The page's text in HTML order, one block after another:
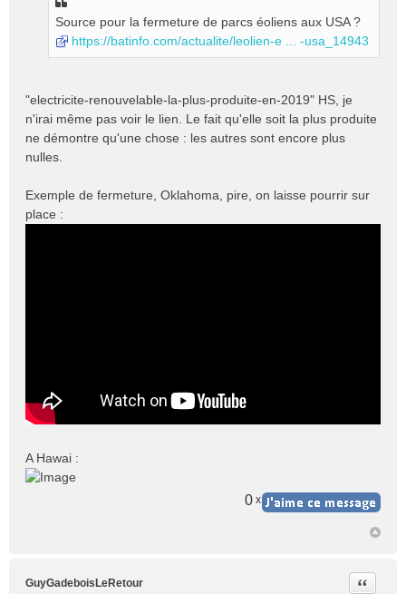
Source pour la fermeture de parcs éoliens aux USA ?
https://batinfo.com/actualite/leolien-e ... -usa_14943
"electricite-renouvelable-la-plus-produite-en-2019" HS, je
n'irai même pas voir le lien. Le fait qu'elle soit la plus produite
ne démontre qu'une chose : les autres sont encore plus
nulles.
Exemple de fermeture, Oklahoma, pire, on laisse pourrir sur
place :
A Hawai :
0 x
GuyGadeboisLeRetour
Citer